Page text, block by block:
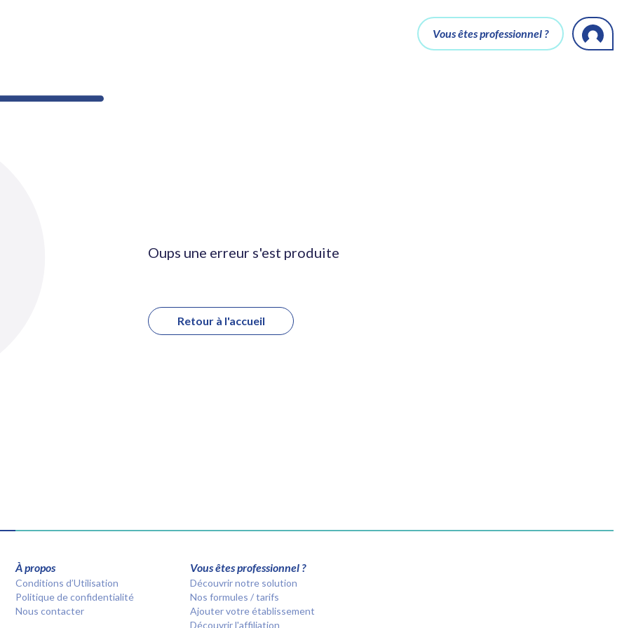
Vous êtes professionnel ?
Oups une erreur s'est produite
Retour à l'accueil
À propos
Conditions d’Utilisation
Politique de confidentialité
Nous contacter
Vous êtes professionnel ?
Découvrir notre solution
Nos formules / tarifs
Ajouter votre établissement
Découvrir l'affiliation